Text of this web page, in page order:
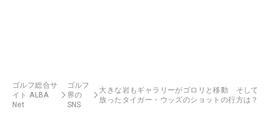
ゴルフ総合サ
イト ALBA
Net
ゴルフ
界の
SNS
大きな岩もギャラリーがゴロリと移動 そして
放ったタイガー・ウッズのショットの行方は？